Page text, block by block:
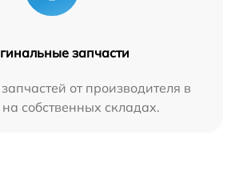
запчасти
от производителя в
собственных складах.